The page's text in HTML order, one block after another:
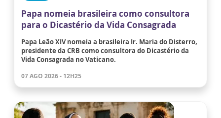
Papa nomeia brasileira como consultora
para o Dicastério da Vida Consagrada
Papa Leão XIV nomeia a brasileira Ir. Maria do Disterro,
presidente da CRB como consultora do Dicastério da
Vida Consagrada no Vaticano.
07 AGO 2026 - 12H25